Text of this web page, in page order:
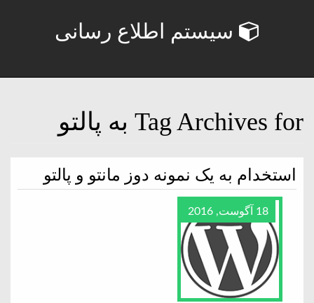
سیستم اطلاع رسانی
Tag Archives for به پالتو
استخدام به یک نمونه دوز مانتو و پالتو
18 آگوست, 2016